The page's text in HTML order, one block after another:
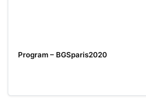
Program – BGSparis2020